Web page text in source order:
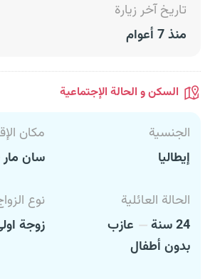
تاريخ آخر زيارة
منذ 7 أعوام
السكن و الحالة الإجتماعية
الجنسية
إيطاليا
مكان
سان مار
الحالة العائلية
24 سنة
عازب
بدون أطفال
نوع
زوجة